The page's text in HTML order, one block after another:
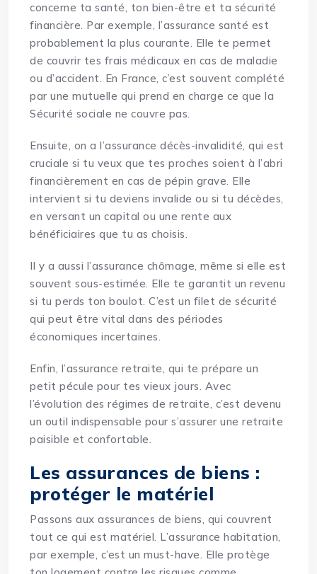
concerne ta santé, ton bien-être et ta sécurité
financière. Par exemple, l’assurance santé est
probablement la plus courante. Elle te permet
de couvrir tes frais médicaux en cas de maladie
ou d’accident. En France, c’est souvent complété
par une mutuelle qui prend en charge ce que la
Sécurité sociale ne couvre pas.
Ensuite, on a l’assurance décès-invalidité, qui est
cruciale si tu veux que tes proches soient à l’abri
financièrement en cas de pépin grave. Elle
intervient si tu deviens invalide ou si tu décèdes,
en versant un capital ou une rente aux
bénéficiaires que tu as choisis.
Il y a aussi l’assurance chômage, même si elle est
souvent sous-estimée. Elle te garantit un revenu
si tu perds ton boulot. C’est un filet de sécurité
qui peut être vital dans des périodes
économiques incertaines.
Enfin, l’assurance retraite, qui te prépare un
petit pécule pour tes vieux jours. Avec
l’évolution des régimes de retraite, c’est devenu
un outil indispensable pour s’assurer une retraite
paisible et confortable.
Les assurances de biens :
protéger le matériel
Passons aux assurances de biens, qui couvrent
tout ce qui est matériel. L’assurance habitation,
par exemple, c’est un must-have. Elle protège